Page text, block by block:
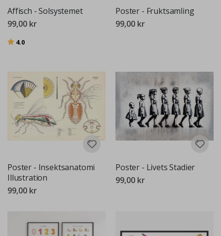
Affisch - Solsystemet
99,00 kr
Betyg:
4.0
Poster - Fruktsamling
99,00 kr
Poster - Insektsanatomi
Illustration
99,00 kr
Poster - Livets Stadier
99,00 kr